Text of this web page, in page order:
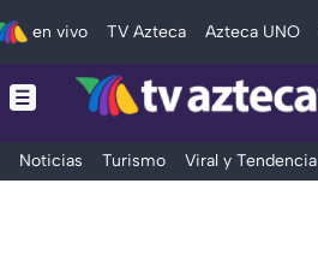
en vivo TV Azteca Azteca UNO
Noticias Turismo Viral y Tendencia